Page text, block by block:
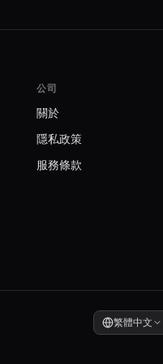
公司
關於
隱私政策
服務條款
繁體中文